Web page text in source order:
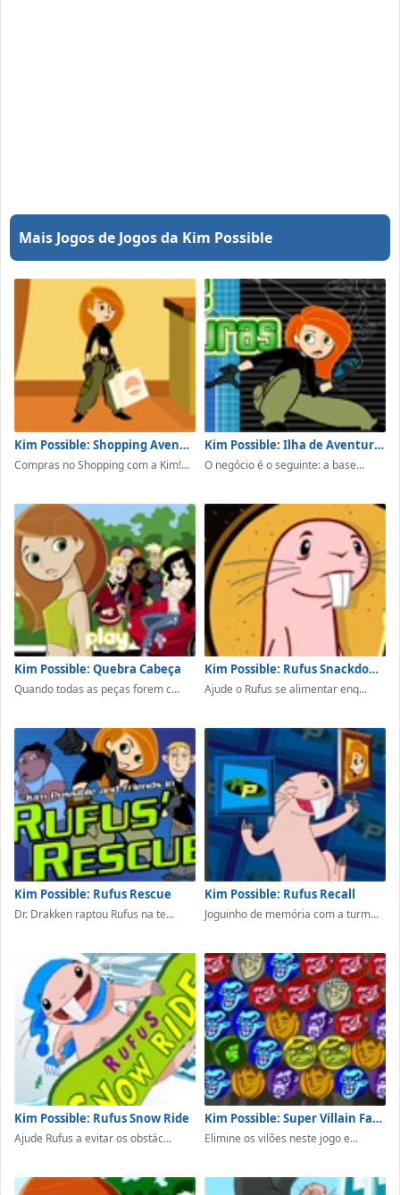
Mais Jogos de Jogos da Kim Possible
Kim Possible: Shopping Avenger
Compras no Shopping com a Kim!...
Kim Possible: Ilha de Aventuras
O negócio é o seguinte: a base...
Kim Possible: Quebra Cabeça
Quando todas as peças forem c...
Kim Possible: Rufus Snackdown
Ajude o Rufus se alimentar enq...
Kim Possible: Rufus Rescue
Dr. Drakken raptou Rufus na te...
Kim Possible: Rufus Recall
Joguinho de memória com a turm...
Kim Possible: Rufus Snow Ride
Ajude Rufus a evitar os obstác...
Kim Possible: Super Villain Face-Off
Elimine os vilões neste jogo e...